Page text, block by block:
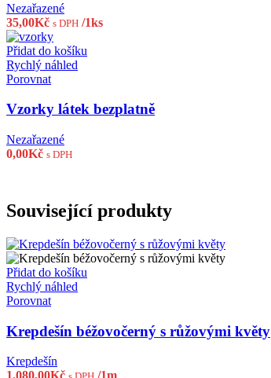
Nezařazené
35,00Kč s DPH /1ks
Přidat do košíku
Rychlý náhled
Porovnat
Vzorky látek bezplatně
Nezařazené
0,00Kč s DPH
Související produkty
Přidat do košíku
Rychlý náhled
Porovnat
Krepdešín béžovočerný s růžovými květy
Krepdešín